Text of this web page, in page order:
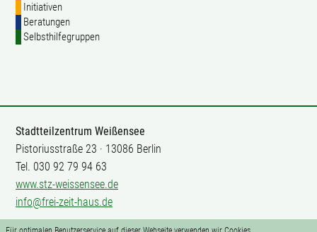
Initiativen
Beratungen
Selbsthilfegruppen
Stadtteilzentrum Weißensee
Pistoriusstraße 23 · 13086 Berlin
Tel. 030 92 79 94 63
www.stz-weissensee.de
info@frei-zeit-haus.de